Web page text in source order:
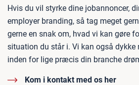
Hvis du vil styrke dine jobannoncer,
employer branding, så tag meget
gerne en snak om, hvad vi kan gøre
situation du står i. Vi kan også dykke
inden for lige præcis din branche
Kom i kontakt med os her